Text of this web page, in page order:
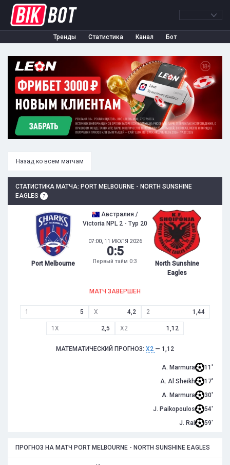
Тренды Статистика Канал Бот
Назад ко всем матчам
СТАТИСТИКА МАТЧА: PORT MELBOURNE - NORTH SUNSHINE
EAGLES
Port Melbourne
Австралия /
Victoria NPL 2 - Тур 20
07:00, 11 ИЮЛЯ 2026
0:5
Первый тайм 0:3
North Sunshine
Eagles
МАТЧ ЗАВЕРШЕН
1 5 X 4,2 2 1,44
1X 2,5 X2 1,12
МАТЕМАТИЧЕСКИЙ ПРОГНОЗ: X2 — 1,12
A. Marmura
11'
A. Al Sheikh
17'
A. Marmura
30'
J. Paikopoulos
54'
J. Rai
59'
ПРОГНОЗ НА МАТЧ PORT MELBOURNE - NORTH SUNSHINE EAGLES